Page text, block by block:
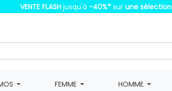
VENTE FLASH jusqu'à -40%* sur une sélection
FEMME HOMME